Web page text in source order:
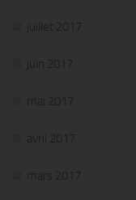
juillet 2017
juin 2017
mai 2017
avril 2017
mars 2017